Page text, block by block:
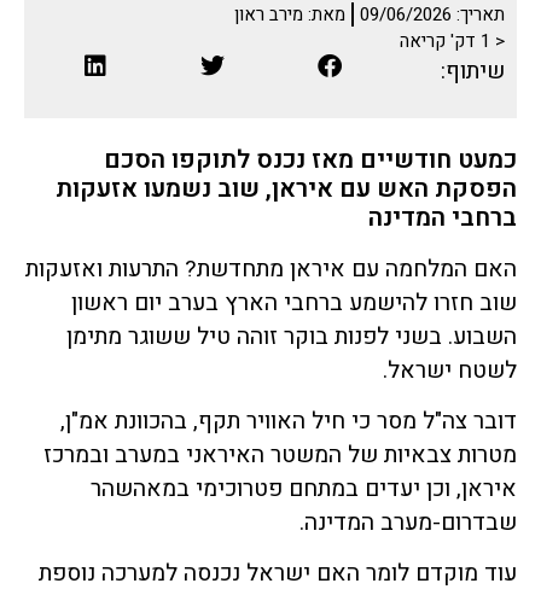
תאריך: 09/06/2026 מאת: מירב ראון
< 1
דק' קריאה
שיתוף:
כמעט חודשיים מאז נכנס לתוקפו הסכם
הפסקת האש עם איראן, שוב נשמעו אזעקות
ברחבי המדינה
האם המלחמה עם איראן מתחדשת? התרעות ואזעקות
שוב חזרו להישמע ברחבי הארץ בערב יום ראשון
השבוע. בשני לפנות בוקר זוהה טיל ששוגר מתימן
לשטח ישראל.
דובר צה"ל מסר כי חיל האוויר תקף, בהכוונת אמ"ן,
מטרות צבאיות של המשטר האיראני במערב ובמרכז
איראן, וכן יעדים במתחם פטרוכימי במאהשהר
שבדרום-מערב המדינה.
עוד מוקדם לומר האם ישראל נכנסה למערכה נוספת